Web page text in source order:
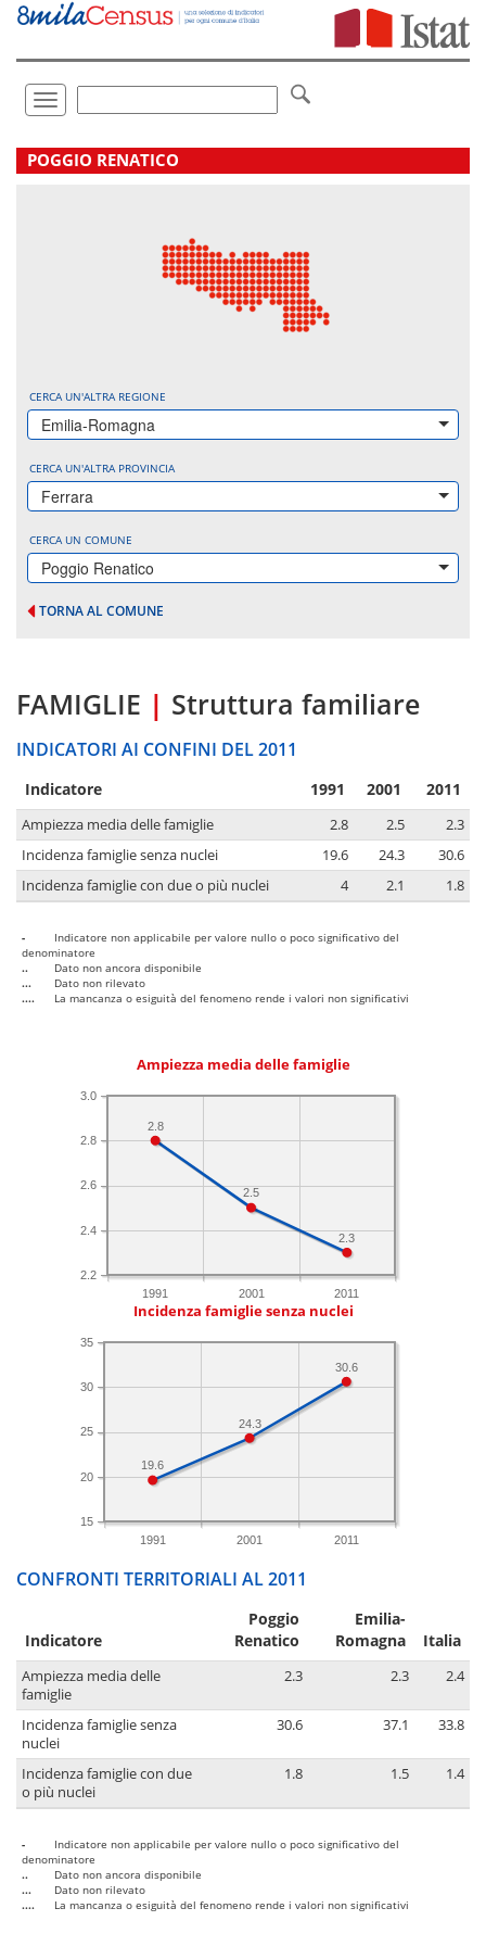
Vai
direttamente
Toggle
navigation
.
POGGIO RENATICO
CERCA UN'ALTRA REGIONE
Emilia-Romagna
CERCA UN'ALTRA PROVINCIA
Ferrara
CERCA UN COMUNE
Poggio Renatico
TORNA AL COMUNE
FAMIGLIE | Struttura familiare
INDICATORI AI CONFINI DEL 2011
Indicatore 1991 2001 2011
Ampiezza media delle famiglie 2.8 2.5
2.3
Incidenza famiglie senza nuclei
19.6 24.3
30.6
Incidenza famiglie con due o più nuclei
4 2.1 1.8
-
Indicatore non applicabile per valore nullo o poco significativo del
denominatore
..
Dato non ancora disponibile
...
Dato non rilevato
....
La mancanza o esiguità del fenomeno rende i valori non significativi
Ampiezza media delle famiglie
1991 2001 2011
2.2
2.4
2.6
2.8
3.0
2.3
2.5
2.8
Incidenza famiglie senza nuclei
1991 2001 2011
15
20
25
30
35
30.6
24.3
19.6
CONFRONTI TERRITORIALI AL 2011
Indicatore
Poggio
Renatico
Emilia-
Romagna
Italia
Ampiezza media delle
famiglie
2.3 2.3 2.4
Incidenza famiglie senza
nuclei
30.6 37.1 33.8
Incidenza famiglie con due
o più nuclei
1.8 1.5 1.4
-
Indicatore non applicabile per valore nullo o poco significativo del
denominatore
..
Dato non ancora disponibile
...
Dato non rilevato
....
La mancanza o esiguità del fenomeno rende i valori non significativi